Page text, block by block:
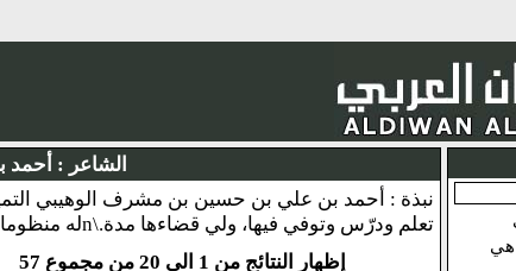
هي
الشاعر :
تعلم ودرّس وتوفي فيها، ولي قضاءها مدة.\nله منظومات في التوحيد، ومدائح جمعت في (ديوان ابن مشرف- ط).
إظهار النتائج من 1 الى 20 من مجموع 57